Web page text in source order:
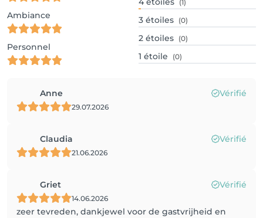
Ambiance
Personnel
(1)
3 étoiles (0)
2 étoiles (0)
1 étoile (0)
Anne Vérifié
29.07.2026
Claudia Vérifié
21.06.2026
Griet Vérifié
14.06.2026
zeer tevreden, dankjewel voor de gastvrijheid en